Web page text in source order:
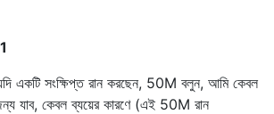
একটি সংক্ষিপ্ত রান করছেন, 50M বলুন, আমি কেবল
যাব, কেবল ব্যয়ের কারণে (এই 50M রান